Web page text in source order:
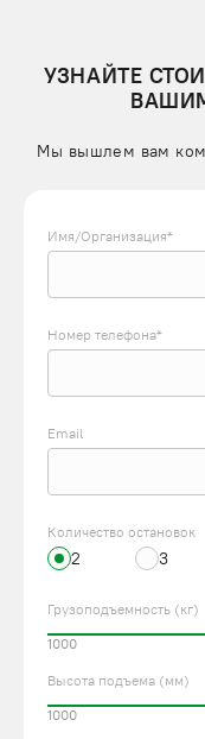
УЗНАЙТЕ
Мы вышлем вам
Имя/Организация*
Номер телефона*
Email
Количество остановок
2 3
Грузоподъемность (кг)
1000
Высота подъема (мм)
1000